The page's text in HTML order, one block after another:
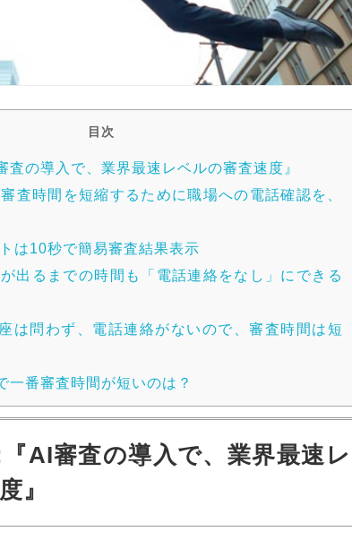
目次
査の導入で、業界最速レベルの審査速度』
査時間を短縮するために職場への電話確認を、
は10秒で簡易審査結果表示
出るまでの時間も「電話連絡をなし」にできる
は問わず、電話連絡がないので、審査時間は短
一番審査時間が短いのは？
AI審査の導入で、業界最速レ
』